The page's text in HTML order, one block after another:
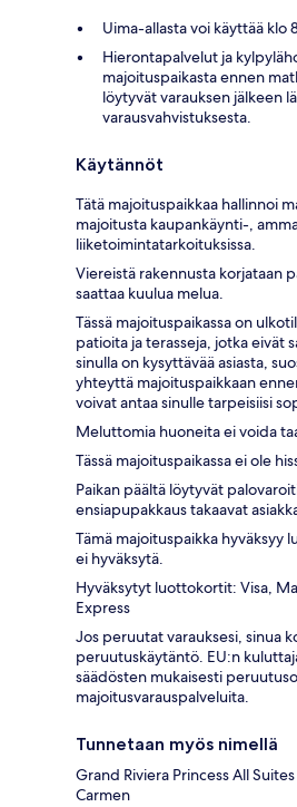
Uima-allasta voi käyttää klo
Hierontapalvelut ja
majoituspaikasta ennen
löytyvät varauksen jälkeen
varausvahvistuksesta.
Käytännöt
Tätä majoituspaikkaa hallinnoi
majoitusta kaupankäynti-,
liiketoimintatarkoituksissa.
Viereistä rakennusta korjataan
saattaa kuulua melua.
Tässä majoituspaikassa on
patioita ja terasseja, jotka eivät
sinulla on kysyttävää asiasta,
yhteyttä majoituspaikkaan
voivat antaa sinulle tarpeisiisi
Meluttomia huoneita ei voida
Tässä majoituspaikassa ei ole
Paikan päältä löytyvät
ensiapupakkaus takaavat
Tämä majoituspaikka hyväksyy
ei hyväksytä.
Hyväksytyt luottokortit: Visa,
Express
Jos peruutat varauksesi, sinua
peruutuskäytäntö. EU:n
säädösten mukaisesti
majoitusvarauspalveluita.
Tunnetaan myös nimellä
Grand Riviera Princess All
Carmen